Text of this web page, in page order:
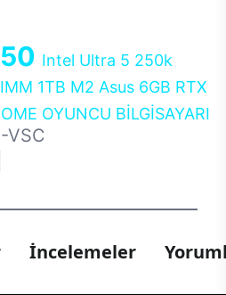
Intel Ultra 5 250k
1TB M2 Asus 6GB RTX
OYUNCU BİLGİSAYARI
VSC
İncelemeler